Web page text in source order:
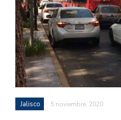
Jalisco 5 noviembre, 2020